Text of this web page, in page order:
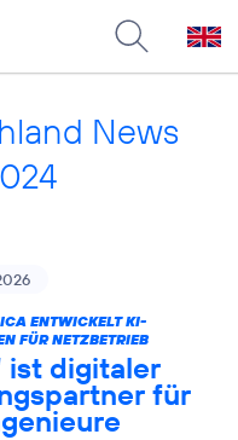
News
ENTWICKELT KI-
FÜR NETZBETRIEB
ist digitaler
für